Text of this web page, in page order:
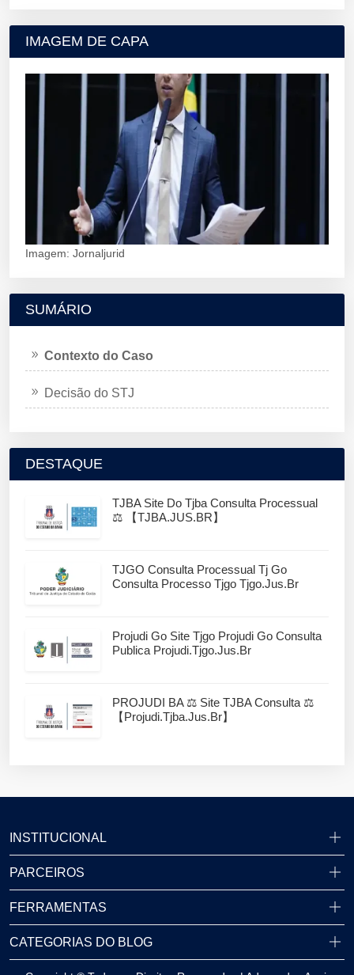
IMAGEM DE CAPA
Imagem: Jornaljurid
SUMÁRIO
Contexto do Caso
Decisão do STJ
DESTAQUE
TJBA Site Do Tjba Consulta Processual
⚖️ 【TJBA.JUS.BR】
TJGO Consulta Processual Tj Go
Consulta Processo Tjgo Tjgo.jus.br
Projudi Go Site Tjgo Projudi Go Consulta
Publica Projudi.tjgo.jus.br
PROJUDI BA ⚖️ Site TJBA Consulta ⚖️
【projudi.tjba.jus.br】
INSTITUCIONAL
PARCEIROS
FERRAMENTAS
CATEGORIAS DO BLOG